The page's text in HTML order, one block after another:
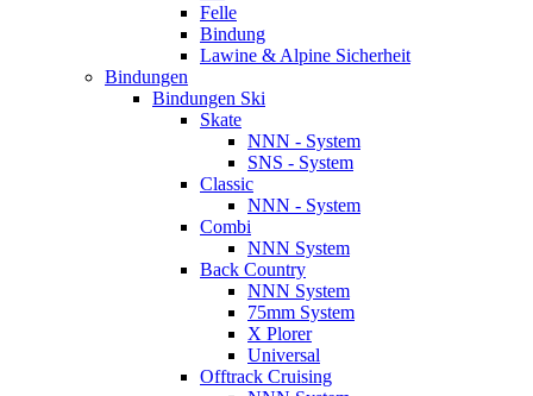
Felle
Bindung
Lawine & Alpine Sicherheit
Bindungen
Bindungen Ski
Skate
NNN - System
SNS - System
Classic
NNN - System
Combi
NNN System
Back Country
NNN System
75mm System
X Plorer
Universal
Offtrack Cruising